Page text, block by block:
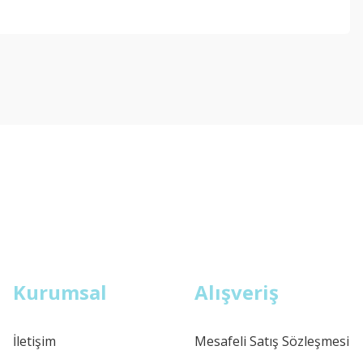
Kurumsal
İletişim
Alışveriş
Mesafeli Satış Sözleşmesi